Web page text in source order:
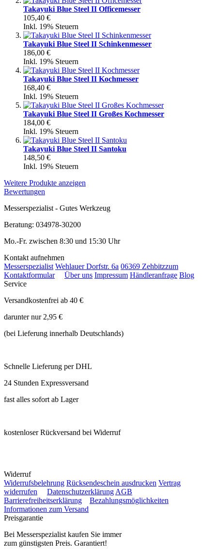
Takayuki Blue Steel II Officemesser
105,40 €
Inkl. 19% Steuern
Takayuki Blue Steel II Schinkenmesser
186,00 €
Inkl. 19% Steuern
Takayuki Blue Steel II Kochmesser
168,40 €
Inkl. 19% Steuern
Takayuki Blue Steel II Großes Kochmesser
184,00 €
Inkl. 19% Steuern
Takayuki Blue Steel II Santoku
148,50 €
Inkl. 19% Steuern
Weitere Produkte anzeigen
Bewertungen
Messerspezialist - Gutes Werkzeug
Beratung: 034978-30200
Mo.-Fr. zwischen 8:30 und 15:30 Uhr
Kontakt aufnehmen
Messerspezialist Wehlauer Dorfstr. 6a 06369 Zehbitzzum
Kontaktformular
Über uns Impressum Händleranfrage Blog
Service
Versandkostenfrei ab 40 €
darunter nur 2,95 €
(bei Lieferung innerhalb Deutschlands)
Schnelle Lieferung per DHL
24 Stunden Expressversand
fast alles sofort ab Lager
kostenloser Rückversand bei Widerruf
Widerruf
Widerrufsbelehrung Rücksendeschein ausdrucken Vertrag
widerrufen
Datenschutzerklärung AGB
Barrierefreiheitserklärung
Bezahlungsmöglichkeiten
Informationen zum Versand
Preisgarantie
Bei Messerspezialist kaufen Sie immer
zum günstigsten Preis. Garantiert!